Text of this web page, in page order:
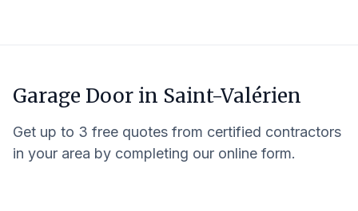
Garage Door in Saint-Valérien
Get up to 3 free quotes from certified contractors
in your area by completing our online form.